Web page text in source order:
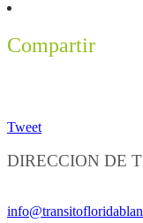
Compartir
Tweet
DIRECCION DE